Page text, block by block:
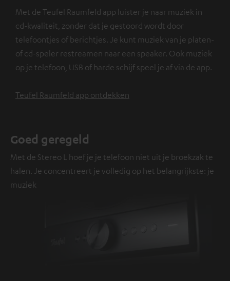
Met de Teufel Raumfeld app luister je naar muziek in
cd-kwaliteit, zonder dat je gestoord wordt door
telefoontjes of berichtjes. Je kunt muziek van je platen-
of cd-speler restreamen naar een speaker. Ook muziek
op je telefoon, USB of harde schijf speel je af via de app.
Teufel Raumfeld app ontdekken
Goed geregeld
Met de Stereo L hoef je je telefoon niet uit je broekzak te
halen. Je concentreert je volledig op het belangrijkste: je
muziek